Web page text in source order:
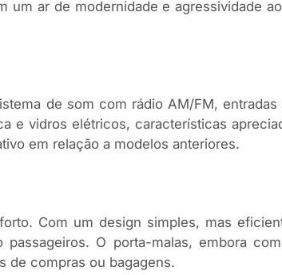
ar de modernidade e agressividade
de som com rádio AM/FM,
e vidros elétricos, características
em relação a modelos anteriores.
Com um design simples, mas
O porta-malas, embora
de compras ou bagagens.